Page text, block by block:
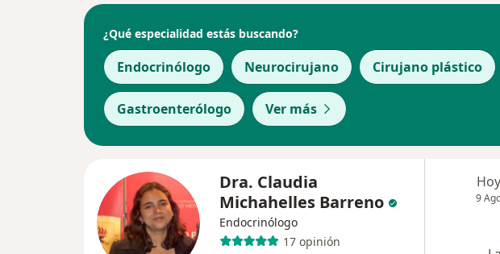
¿Qué especialidad estás buscando?
Endocrinólogo Neurocirujano Cirujano plástico
Gastroenterólogo Ver más
Dra. Claudia
Michahelles Barreno
Endocrinólogo
17 opinión
Hoy
9